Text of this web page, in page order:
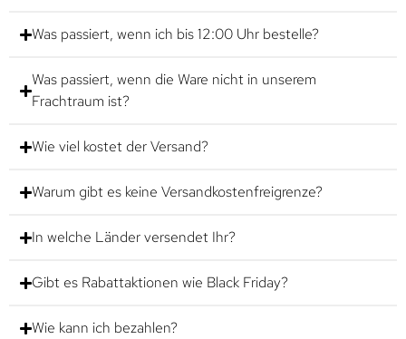
Was passiert, wenn ich bis 12:00 Uhr bestelle?
Was passiert, wenn die Ware nicht in unserem
Frachtraum ist?
Wie viel kostet der Versand?
Warum gibt es keine Versandkostenfreigrenze?
In welche Länder versendet Ihr?
Gibt es Rabattaktionen wie Black Friday?
Wie kann ich bezahlen?